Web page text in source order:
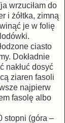
wrzuciłam do
i żółtka, zimną
je w folię
ciasto
Dokładnie
nakłuć dosyć
ziaren fasoli
najpierw
fasolę albo
stopni (góra –